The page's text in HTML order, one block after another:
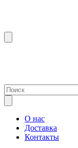
О нас
Доставка
Контакты